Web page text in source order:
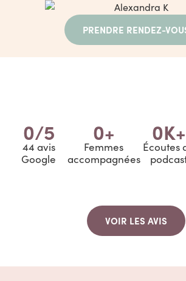
PRENDRE RENDEZ-
44 avis
Google
0/5
Femmes
accompagnées
0+
Écoutes
0K+
VOIR LES AVIS